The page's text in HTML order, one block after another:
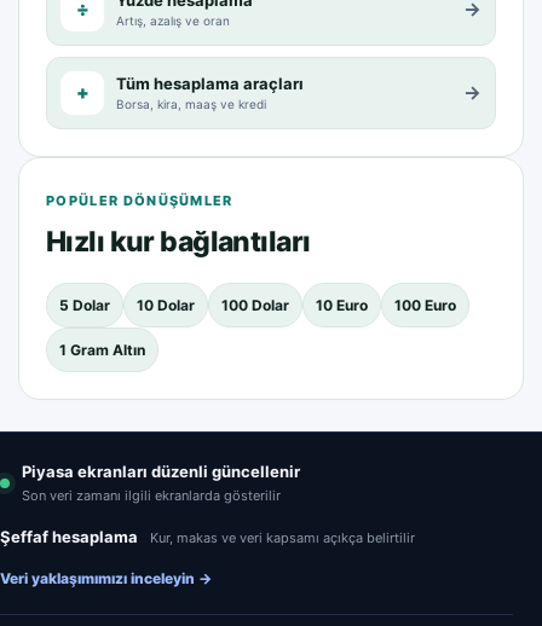
÷ Artış, azalış ve oran →
+ Tüm hesaplama araçları
Borsa, kira, maaş ve kredi →
POPÜLER DÖNÜŞÜMLER
Hızlı kur bağlantıları
5 Dolar 10 Dolar 100 Dolar 10 Euro 100 Euro
1 Gram Altın
Piyasa ekranları düzenli güncellenir
Son veri zamanı ilgili ekranlarda gösterilir
Şeffaf hesaplama Kur, makas ve veri kapsamı açıkça belirtilir
Veri yaklaşımımızı inceleyin →